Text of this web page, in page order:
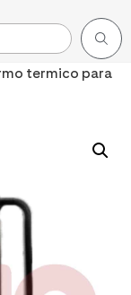
termico para